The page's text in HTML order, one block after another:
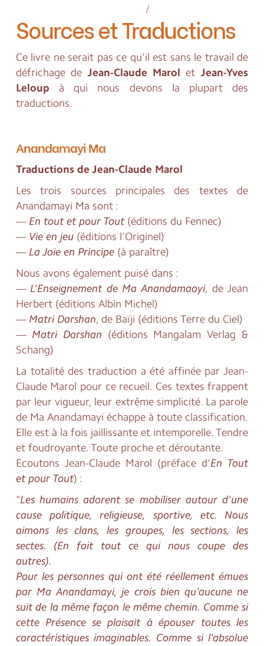
/
Sources et Traductions
Ce livre ne serait pas ce qu'il est sans le travail de
défrichage de Jean-Claude MaroletJean-Yves
Leloup à qui nous devons la plupart des
traductions.
Anandamayi Ma
Traductions de Jean-Claude Marol
Les trois sources principales des textes de
Anandamayi Ma sont :
— En tout et pour Tout(éditions du Fennec)
— Vie en jeu(éditions l'Originel)
— La Joie en Principe(à paraître)
Nous avons également puisé dans :
— L'Enseignement de Ma Anandamaoyi, de Jean
Herbert (éditions Albin Michel)
— Matri Darshan, de Baïji (éditions Terre du Ciel)
— Matri Darshan (éditions Mangalam Verlag &
Schang)
La totalité des traduction a été affinée par Jean-
Claude Marol pour ce recueil. Ces textes frappent
par leur vigueur, leur extrême simplicité. La parole
de Ma Anandamayi échappe à toute classification.
Elle est à la fois jaillissante et intemporelle. Tendre
et foudroyante. Toute proche et déroutante.
Ecoutons Jean-Claude Marol (préface d'En Tout
et pour Tout) :
"Les humains adorent se mobiliser autour d'une
cause politique, religieuse, sportive, etc. Nous
aimons les clans, les groupes, les sections, les
sectes. (En fait tout ce qui nous coupe des
autres).
Pour les personnes qui ont été réellement émues
par Ma Anandamayi, je crois bien qu'aucune ne
suit de la même façon le même chemin. Comme si
cette Présence se plaisait à épouser toutes les
caractéristiques imaginables. Comme si l'absolue